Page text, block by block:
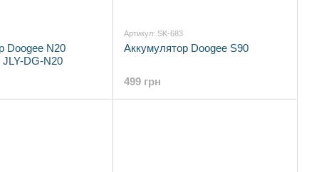
Doogee N20
JLY-DG-N20
Артикул: SK-683
Аккумулятор Doogee S90
499 грн